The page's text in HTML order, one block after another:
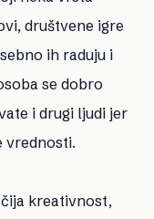
društvene igre
ih raduju i
se dobro
i drugi ljudi jer
vrednosti.
kreativnost,